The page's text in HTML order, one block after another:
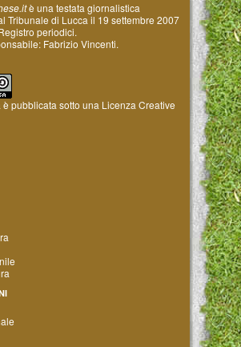
è una testata giornalistica
Tribunale di Lucca il 19 settembre 2007
periodici.
Fabrizio Vincenti.
pubblicata sotto una Licenza Creative